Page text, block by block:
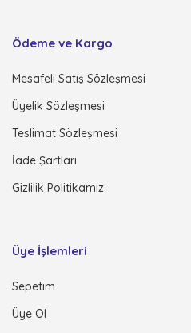
Ödeme ve Kargo
Mesafeli Satış Sözleşmesi
Üyelik Sözleşmesi
Teslimat Sözleşmesi
İade Şartları
Gizlilik Politikamız
Üye İşlemleri
Sepetim
Üye Ol